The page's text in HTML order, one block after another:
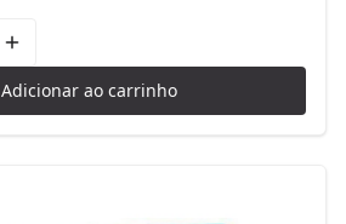
Adicionar ao carrinho